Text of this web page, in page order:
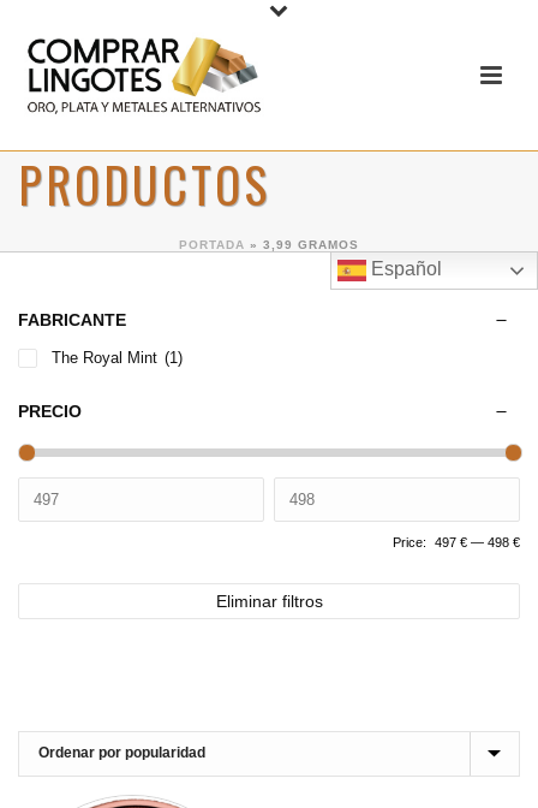
PRODUCTOS
PORTADA » 3,99 GRAMOS
Español
FABRICANTE
The Royal Mint (1)
PRECIO
Price: 497 € — 498 €
Eliminar filtros